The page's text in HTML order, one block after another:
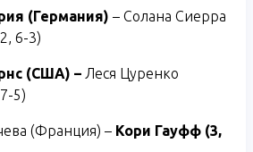
(Германия) – Солана Сиерра
6-3)
(США) – Леся Цуренко
5)
(Франция) – Кори Гауфф (3,